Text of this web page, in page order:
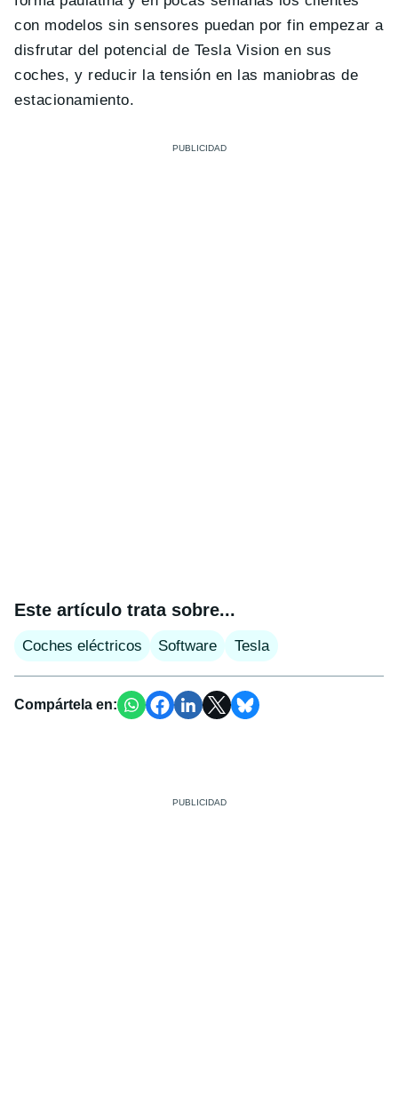
con modelos sin sensores puedan por fin empezar a
disfrutar del potencial de Tesla Vision en sus
coches, y reducir la tensión en las maniobras de
estacionamiento.
Este artículo trata sobre...
Coches eléctricos Software Tesla
Compártela en: